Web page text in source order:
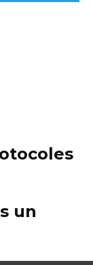
un